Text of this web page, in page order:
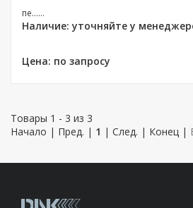
пе......
Наличие: уточняйте у
Цена: по запросу
Товары 1 - 3 из 3
Начало | Пред. | 1 | След. | Конец |